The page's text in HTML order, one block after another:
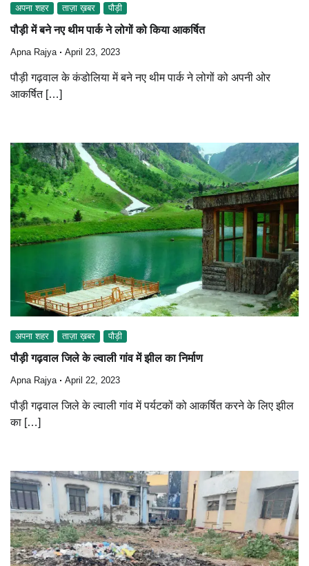
अपना शहर ताज़ा ख़बर पौड़ी
पौड़ी में बने नए थीम पार्क ने लोगों को किया आकर्षित
Apna Rajya April 23, 2023
पौड़ी गढ़वाल के कंडोलिया में बने नए थीम पार्क ने लोगों को अपनी ओर
आकर्षित […]
अपना शहर ताज़ा ख़बर पौड़ी
पौड़ी गढ़वाल जिले के ल्वाली गांव में झील का निर्माण
Apna Rajya April 22, 2023
पौड़ी गढ़वाल जिले के ल्वाली गांव में पर्यटकों को आकर्षित करने के लिए झील
का […]